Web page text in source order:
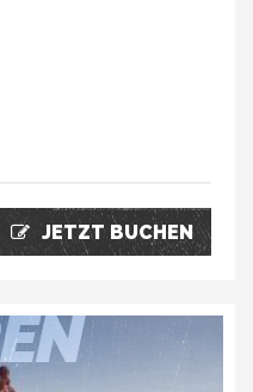
JETZT BUCHEN